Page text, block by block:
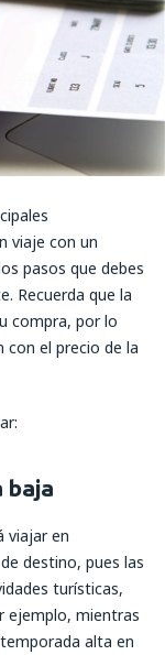
viaje con un
pasos que debes
Recuerda que la
compra, por lo
con el precio de la
baja
viajar en
destino, pues las
turísticas,
ejemplo, mientras
alta en